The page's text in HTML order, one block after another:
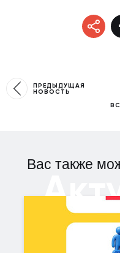
ПРЕДЫДУЩАЯ
НОВОСТЬ
Вас также